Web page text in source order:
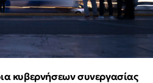
κυβερνήσεων συνεργασίας